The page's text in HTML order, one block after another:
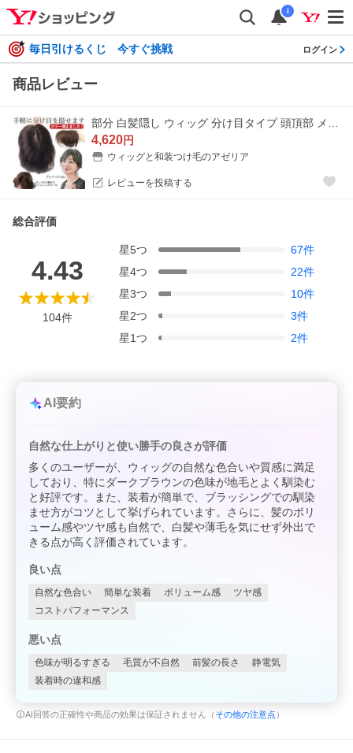
i
毎日引けるくじ 今すぐ挑戦 ログイン
商品レビュー
4,620円
ウィッグと和装つけ毛のアゼリア
レビューを投稿する
総合評価
4.43
104件
星5つ 67件
星4つ 22件
星3つ 10件
星2つ 3件
星1つ 2件
AI要約
自然な仕上がりと使い勝手の良さが評価
多くのユーザーが、ウィッグの自然な色合いや質感に満足
しており、特にダークブラウンの色味が地毛とよく馴染む
と好評です。また、装着が簡単で、ブラッシングでの馴染
ませ方がコツとして挙げられています。さらに、髪のボリ
ューム感やツヤ感も自然で、白髪や薄毛を気にせず外出で
きる点が高く評価されています。
良い点
自然な色合い 簡単な装着 ボリューム感
ツヤ感
コストパフォーマンス
悪い点
色味が明るすぎる 毛質が不自然 前髪の長さ
静電気
装着時の違和感
AI回答の正確性や商品の効果は保証されません（ その他の注意点 ）